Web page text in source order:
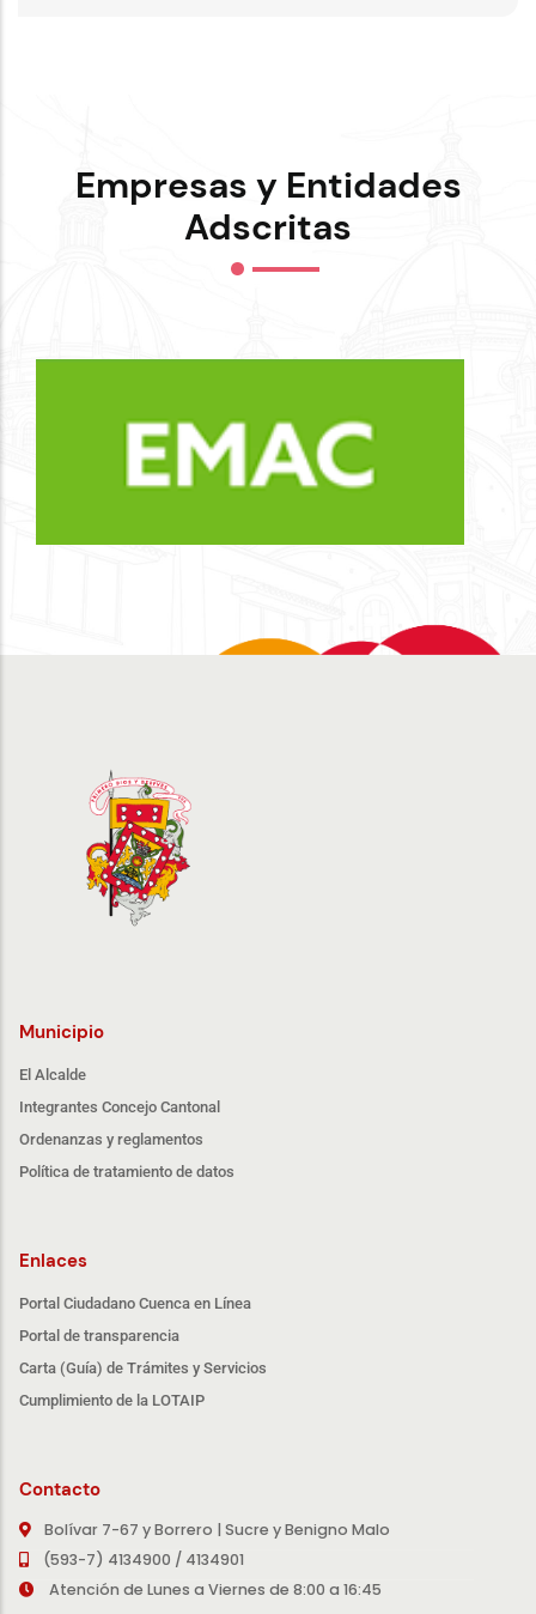
Empresas y Entidades
Adscritas
Municipio
El Alcalde
Integrantes Concejo Cantonal
Ordenanzas y reglamentos
Política de tratamiento de datos
Enlaces
Portal Ciudadano Cuenca en Línea
Portal de transparencia
Carta (Guía) de Trámites y Servicios
Cumplimiento de la LOTAIP
Contacto
Bolívar 7-67 y Borrero | Sucre y Benigno Malo
(593-7) 4134900 / 4134901
Atención de Lunes a Viernes de 8:00 a 16:45